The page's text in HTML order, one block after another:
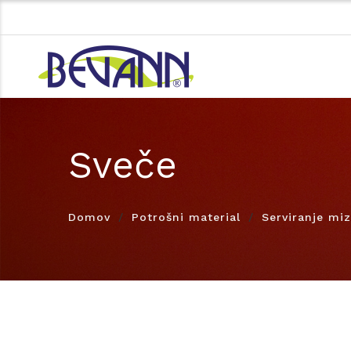
Sveče
Domov Potrošni material Serviranje